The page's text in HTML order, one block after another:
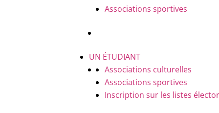
Associations sportives
UN ÉTUDIANT
Associations culturelles
Associations sportives
Inscription sur les listes